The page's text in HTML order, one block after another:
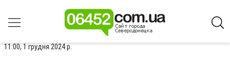
11:00, 1 грудня 2024 р.